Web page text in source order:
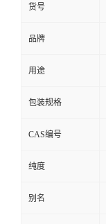
货号
品牌
用途
包装规格
CAS编号
纯度
别名